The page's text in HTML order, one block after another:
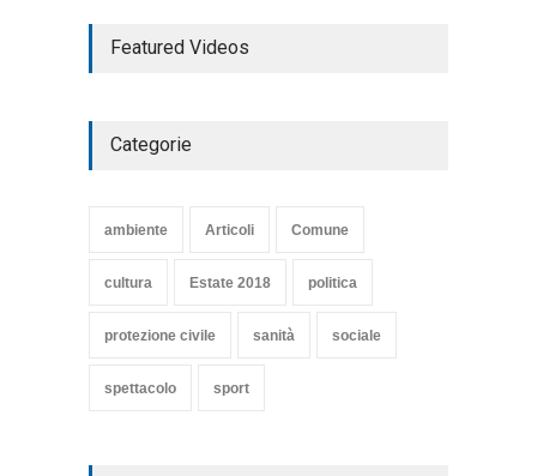
COMMEDIA"
TARQUINIA
Featured Videos
Categorie
ambiente Articoli Comune
cultura Estate 2018 politica
protezione civile sanità sociale
spettacolo sport